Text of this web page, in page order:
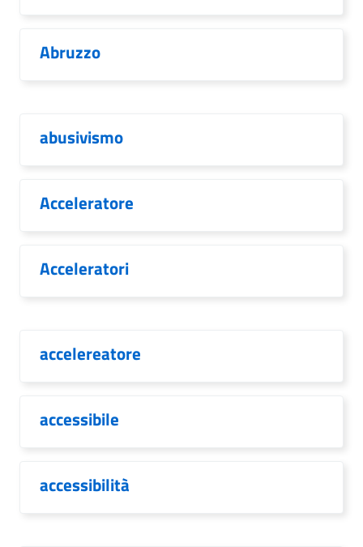
Abruzzo
abusivismo
Acceleratore
Acceleratori
accelereatore
accessibile
accessibilità